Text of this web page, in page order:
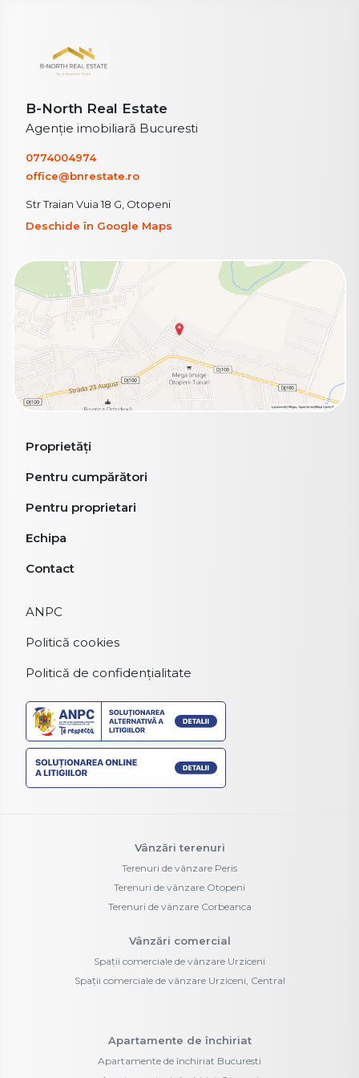
B-North Real Estate
Agenție imobiliară Bucuresti
0774004974
office@bnrestate.ro
Str Traian Vuia 18 G, Otopeni
Deschide în Google Maps
Proprietăți
Pentru cumpărători
Pentru proprietari
Echipa
Contact
ANPC
Politică cookies
Politică de confidențialitate
Vânzări terenuri
Terenuri de vânzare Peris
Terenuri de vânzare Otopeni
Terenuri de vânzare Corbeanca
Vânzări comercial
Spații comerciale de vânzare Urziceni
Spații comerciale de vânzare Urziceni, Central
Apartamente de închiriat
Apartamente de închiriat Bucuresti